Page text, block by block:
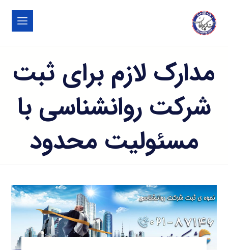
مدارک لازم برای ثبت
شرکت روانشناسی با
مسئولیت محدود